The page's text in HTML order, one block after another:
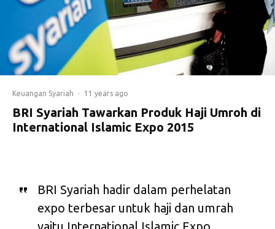
Keuangan Syariah · 11 years ago
BRI Syariah Tawarkan Produk Haji Umroh di
International Islamic Expo 2015
BRI Syariah hadir dalam perhelatan
expo terbesar untuk haji dan umrah
yaitu International Islamic Expo